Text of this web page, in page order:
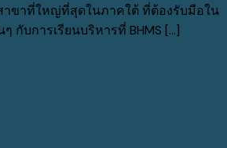
าขาที่ใหญ่ที่สุดในภาคใต้ ที่ต้องรับมือใน
กับการเรียนบริหารที่ BHMS [...]